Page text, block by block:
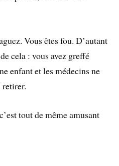
Vous êtes fou. D’autant
cela : vous avez greffé
enfant et les médecins ne
retirer.
tout de même amusant